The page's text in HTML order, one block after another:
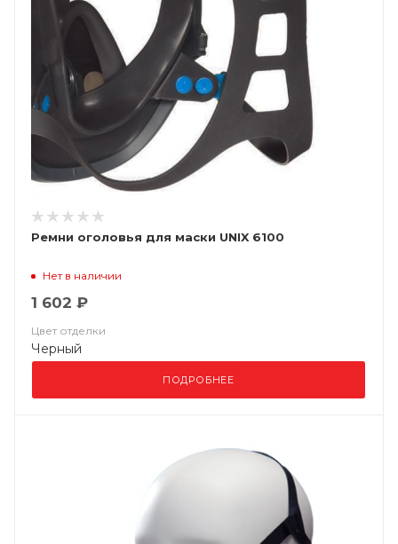
Ремни оголовья для маски UNIX 6100
Нет в наличии
1 602 ₽
Цвет отделки
Черный
ПОДРОБНЕЕ